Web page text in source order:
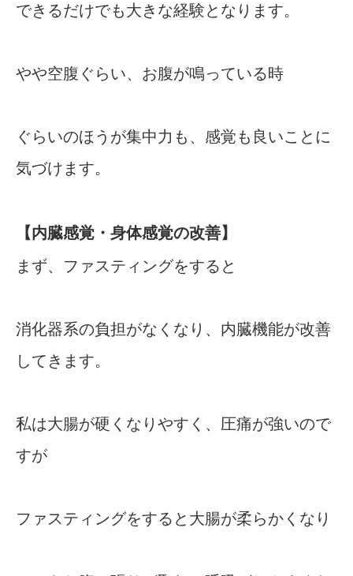
できるだけでも大きな経験となります。
やや空腹ぐらい、お腹が鳴っている時
ぐらいのほうが集中力も、感覚も良いことに
気づけます。
【内臓感覚・身体感覚の改善】
まず、ファスティングをすると
消化器系の負担がなくなり、内臓機能が改善
してきます。
私は大腸が硬くなりやすく、圧痛が強いので
すが
ファスティングをすると大腸が柔らかくなり